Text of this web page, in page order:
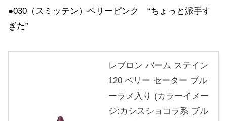
●030（スミッテン）ベリーピンク “ちょっと派手す
ぎた”
レブロン バーム ステイン
120 ベリー セーター ブル
ーラメ入り (カラーイメー
ジ:カシスショコラ系 ブル